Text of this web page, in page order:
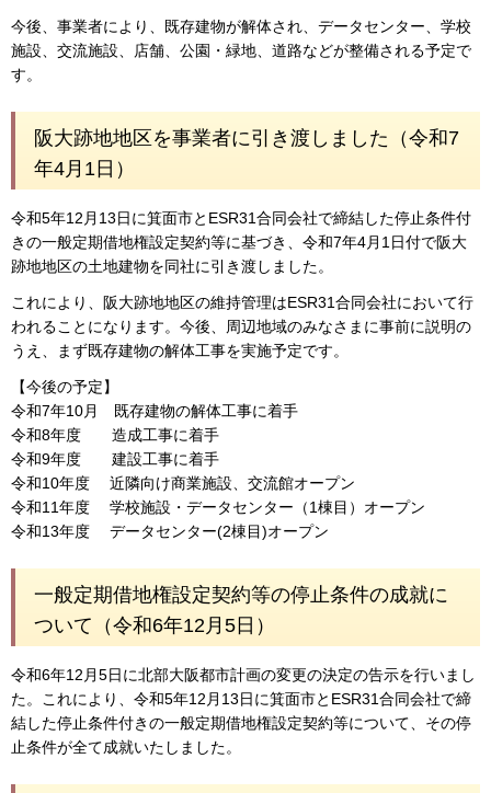
今後、事業者により、既存建物が解体され、データセンター、学校
施設、交流施設、店舗、公園・緑地、道路などが整備される予定で
す。
阪大跡地地区を事業者に引き渡しました（令和7
年4月1日）
令和5年12月13日に箕面市とESR31合同会社で締結した停止条件付
きの一般定期借地権設定契約等に基づき、令和7年4月1日付で阪大
跡地地区の土地建物を同社に引き渡しました。
これにより、阪大跡地地区の維持管理はESR31合同会社において行
われることになります。今後、周辺地域のみなさまに事前に説明の
うえ、まず既存建物の解体工事を実施予定です。
【今後の予定】
令和7年10月 既存建物の解体工事に着手
令和8年度 造成工事に着手
令和9年度 建設工事に着手
令和10年度 近隣向け商業施設、交流館オープン
令和11年度 学校施設・データセンター（1棟目）オープン
令和13年度 データセンター(2棟目)オープン
一般定期借地権設定契約等の停止条件の成就に
ついて（令和6年12月5日）
令和6年12月5日に北部大阪都市計画の変更の決定の告示を行いまし
た。これにより、令和5年12月13日に箕面市とESR31合同会社で締
結した停止条件付きの一般定期借地権設定契約等について、その停
止条件が全て成就いたしました。